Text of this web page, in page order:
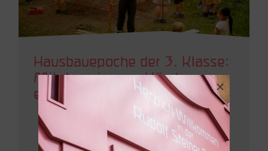
Hausbauepoche der 3. Klasse:
Mit den eigenen Händen
etwas Bleibendes schaffen